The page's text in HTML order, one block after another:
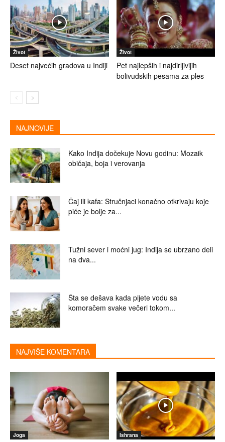
Život
Deset najvećih gradova u Indiji
Život
Pet najlepših i najdirljivijih
bolivudskih pesama za ples
NAJNOVIJE
Kako Indija dočekuje Novu godinu: Mozaik
običaja, boja i verovanja
Čaj ili kafa: Stručnjaci konačno otkrivaju koje
piće je bolje za...
Tužni sever i moćni jug: Indija se ubrzano deli
na dva...
Šta se dešava kada pijete vodu sa
komoračem svake večeri tokom...
NAJVIŠE KOMENTARA
Joga Ishrana